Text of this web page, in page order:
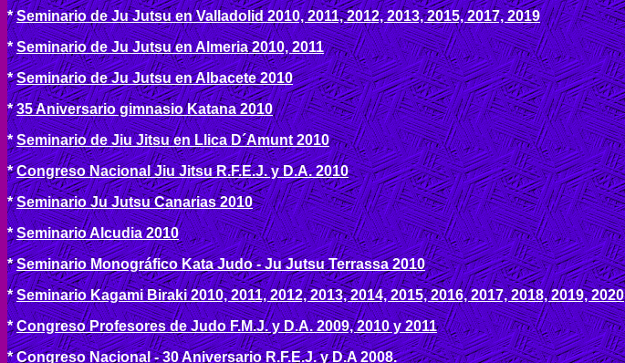
*Seminario de Ju Jutsu en Valladolid 2010, 2011, 2012, 2013, 2015, 2017, 2019
*Seminario de Ju Jutsu en Almeria 2010, 2011
*Seminario de Ju Jutsu en Albacete 2010
*35 Aniversario gimnasio Katana 2010
*Seminario de Jiu Jitsu en Llica D´Amunt 2010
*Congreso Nacional Jiu Jitsu R.F.E.J. y D.A. 2010
*Seminario Ju Jutsu Canarias 2010
*Seminario Alcudia 2010
*Seminario Monográfico Kata Judo - Ju Jutsu Terrassa 2010
*Seminario Kagami Biraki 2010, 2011, 2012, 2013, 2014, 2015, 2016, 2017, 2018, 2019, 2020
*Congreso Profesores de Judo F.M.J. y D.A. 2009, 2010 y 2011
*Congreso Nacional - 30 Aniversario R.F.E.J. y D.A 2008.